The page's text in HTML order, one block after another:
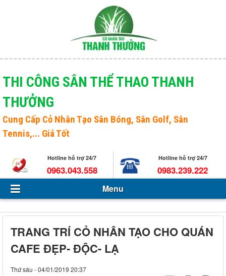
Menu
Giới thiệu
Sản phẩm
Tin Tức - Sự kiện
Tuyển dụng
Liên hệ
THI CÔNG SÂN THỂ THAO THANH
THƯỞNG
Cung Cấp Cỏ Nhân Tạo Sân Bóng, Sân Golf, Sân
Tennis,... Giá Tốt
Hotline hỗ trợ 24/7
0963.043.558
Hotline hỗ trợ 24/7
0983.239.222
Menu
TRANG TRÍ CỎ NHÂN TẠO CHO QUÁN
CAFE ĐẸP- ĐỘC- LẠ
Thứ sáu - 04/01/2019 20:37